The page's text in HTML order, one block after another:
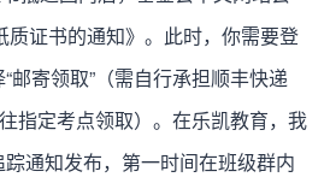
质证书的通知》。此时，你需要登
邮寄领取”（需自行承担顺丰快递
指定考点领取）。在乐凯教育，我
通知发布，第一时间在班级群内